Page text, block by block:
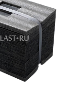
К сравнению
Под заказ